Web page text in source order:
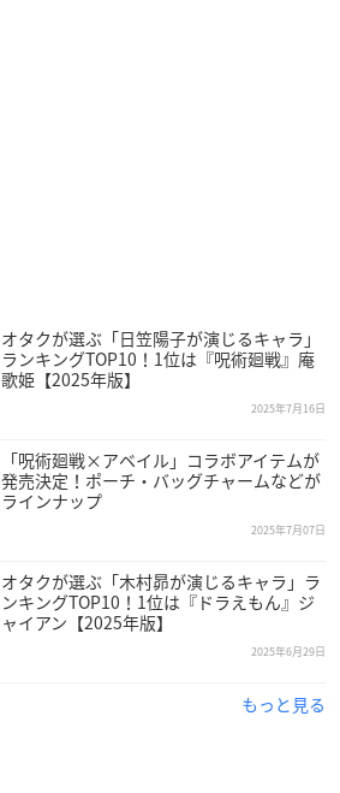
オタクが選ぶ「日笠陽子が演じるキャラ」
ランキングTOP10！1位は『呪術廻戦』庵
歌姫【2025年版】
2025年7月16日
「呪術廻戦×アベイル」コラボアイテムが
発売決定！ポーチ・バッグチャームなどが
ラインナップ
2025年7月07日
オタクが選ぶ「木村昴が演じるキャラ」ラ
ンキングTOP10！1位は『ドラえもん』ジ
ャイアン【2025年版】
2025年6月29日
もっと見る